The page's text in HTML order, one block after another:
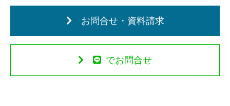
お問合せ・資料請求
でお問合せ